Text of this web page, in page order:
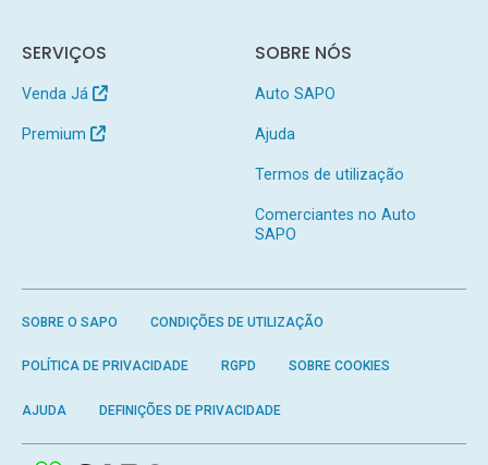
SERVIÇOS
Venda Já
Premium
SOBRE NÓS
Auto SAPO
Ajuda
Termos de utilização
Comerciantes no Auto
SAPO
SOBRE O SAPO CONDIÇÕES DE UTILIZAÇÃO
POLÍTICA DE PRIVACIDADE RGPD SOBRE COOKIES
AJUDA DEFINIÇÕES DE PRIVACIDADE